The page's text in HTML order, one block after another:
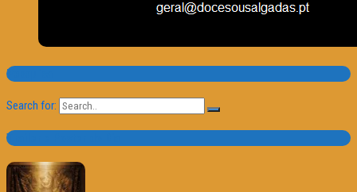
Pesquisa
Search for:
Trailer e Poster do Dia